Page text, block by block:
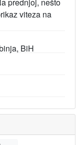
viteza na
BiH